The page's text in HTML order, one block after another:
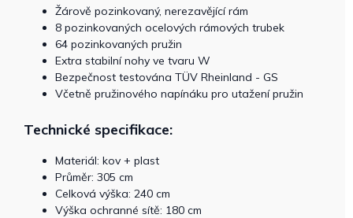
Žárově pozinkovaný, nerezavějící rám
8 pozinkovaných ocelových rámových trubek
64 pozinkovaných pružin
Extra stabilní nohy ve tvaru W
Bezpečnost testována TÜV Rheinland - GS
Včetně pružinového napínáku pro utažení pružin
Technické specifikace:
Materiál: kov + plast
Průměr: 305 cm
Celková výška: 240 cm
Výška ochranné sítě: 180 cm